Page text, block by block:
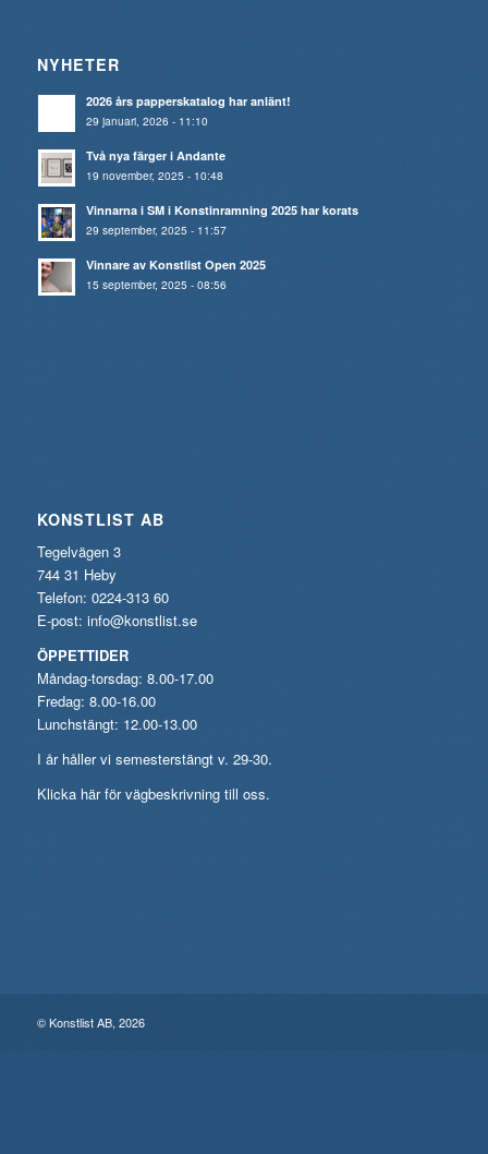
NYHETER
2026 års papperskatalog har anlänt!
29 januari, 2026 - 11:10
Två nya färger i Andante
19 november, 2025 - 10:48
Vinnarna i SM i Konstinramning 2025 har korats
29 september, 2025 - 11:57
Vinnare av Konstlist Open 2025
15 september, 2025 - 08:56
KONSTLIST AB
Tegelvägen 3
744 31 Heby
Telefon: 0224-313 60
E-post: info@konstlist.se
ÖPPETTIDER
Måndag-torsdag: 8.00-17.00
Fredag: 8.00-16.00
Lunchstängt: 12.00-13.00
I år håller vi semesterstängt v. 29-30.
Klicka här för vägbeskrivning till oss.
© Konstlist AB, 2026